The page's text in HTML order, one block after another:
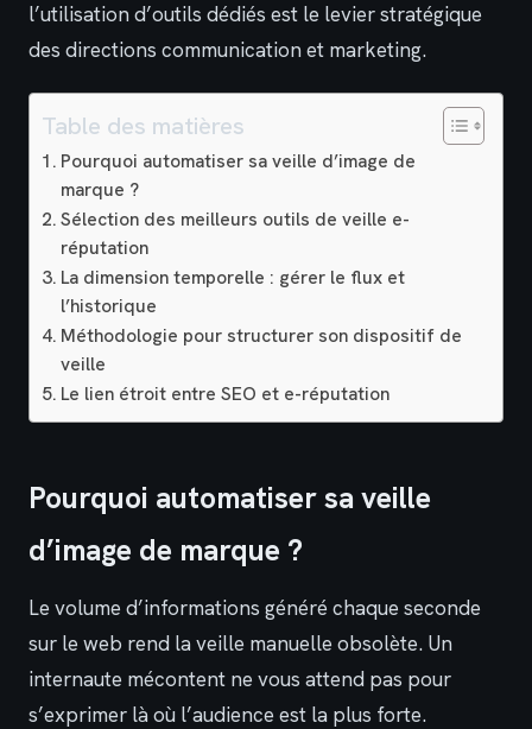
l’utilisation d’outils dédiés est le levier stratégique
des directions communication et marketing.
Table des matières
Pourquoi automatiser sa veille d’image de
marque ?
Sélection des meilleurs outils de veille e-
réputation
La dimension temporelle : gérer le flux et
l’historique
Méthodologie pour structurer son dispositif de
veille
Le lien étroit entre SEO et e-réputation
Pourquoi automatiser sa veille
d’image de marque ?
Le volume d’informations généré chaque seconde
sur le web rend la veille manuelle obsolète. Un
internaute mécontent ne vous attend pas pour
s’exprimer là où l’audience est la plus forte.